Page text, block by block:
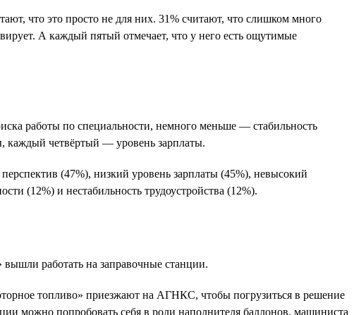
что это просто не для них. 31% считают, что слишком много
А каждый пятый отмечает, что у него есть ощутимые
работы по специальности, немного меньше — стабильность
каждый четвёртый — уровень зарплаты.
(47%), низкий уровень зарплаты (45%), невысокий
(12%) и нестабильность трудоустройства (12%).
работать на заправочные станции.
топливо» приезжают на АГНКС, чтобы погрузиться в решение
можно попробовать себя в роли наполнителя баллонов, машиниста